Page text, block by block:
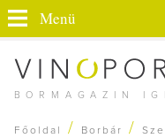
BORMAGAZIN
Menü
Főoldal / Borbár /